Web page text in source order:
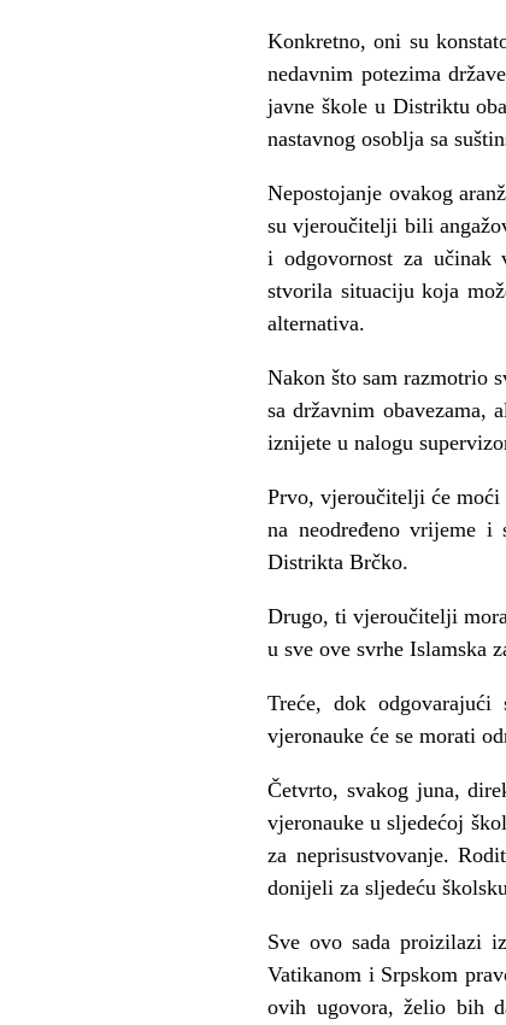
Konkretno, oni su
nedavnim potezima
javne škole u Distriktu
nastavnog osoblja sa
Nepostojanje ovakog
su vjeroučitelji bili
i odgovornost za učinak
stvorila situaciju koja
alternativa.
Nakon što sam razmotrio
sa državnim obavezama,
iznijete u nalogu
Prvo, vjeroučitelji će moći
na neodređeno vrijeme
Distrikta Brčko.
Drugo, ti vjeroučitelji
u sve ove svrhe Islamska
Treće, dok odgovarajući
vjeronauke će se morati
Četvrto, svakog juna,
vjeronauke u sljedećoj
za neprisustvovanje.
donijeli za sljedeću
Sve ovo sada proizilazi
Vatikanom i Srpskom
ovih ugovora, želio bih